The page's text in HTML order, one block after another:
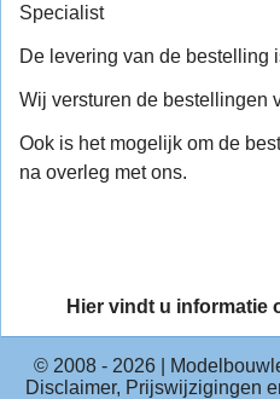
Specialist
De levering van de bestelling
Wij versturen de bestellingen
Ook is het mogelijk om de
na overleg met ons.
Hier vindt u informatie
© 2008 - 2026|
Disclaimer, Prijswijzigingen